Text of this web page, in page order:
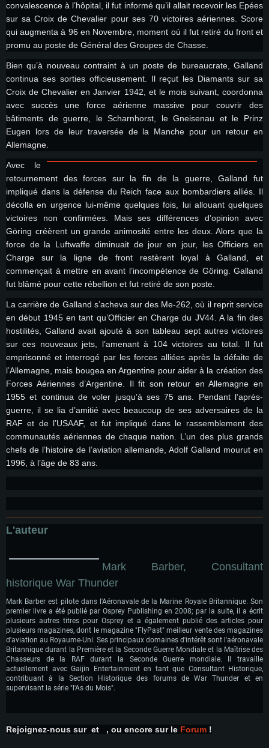
convalescence à l’hôpital, il fut informé qu’il allait recevoir les Epées
sur sa Croix de Chevalier pour ses 70 victoires aériennes. Score
qui augmenta à 96 en Novembre, moment où il fut retiré du front et
promu au poste de Général des Groupes de Chasse.
Bien qu’à nouveau contraint à un poste de bureaucrate, Galland
continua ses sorties officieusement. Il reçut les Diamants sur sa
Croix de Chevalier en Janvier 1942, et le mois suivant, coordonna
avec succès une force aérienne massive pour couvrir des
bâtiments de guerre, le Scharnhorst, le Gneisenau et le Prinz
Eugen lors de leur traversée de la Manche pour un retour en
Allemagne.
Avec le
retournement des forces sur la fin de la guerre, Galland fut
impliqué dans la défense du Reich face aux bombardiers alliés. Il
décolla en urgence lui-même quelques fois, lui allouant quelques
victoires non confirmées. Mais ses différences d’opinion avec
Göring créèrent un grande animosité entre les deux. Alors que la
force de la Luftwaffe diminuait de jour en jour, les Officiers en
Charge sur la ligne de front restèrent loyal à Galland, et
commençait à mettre en avant l’incompétence de Göring. Galland
fut blâmé pour cette rébellion et fut retiré de son poste.
La carrière de Galland s’acheva sur des Me-262, où il reprit service
en début 1945 en tant qu’Officier en Charge du JV44. A la fin des
hostilités, Galland avait ajouté à son tableau sept autres victoires
sur ces nouveaux jets, l’amenant à 104 victoires au total. Il fut
emprisonné et interrogé par les forces alliées après la défaite de
l’Allemagne, mais bougea en Argentine pour aider à la création des
Forces Aériennes d’Argentine. Il fit son retour en Allemagne en
1955 et continua de voler jusqu’à ses 75 ans. Pendant l’après-
guerre, il se lia d’amitié avec beaucoup de ses adversaires de la
RAF et de l’USAAF, et fut impliqué dans le rassemblement des
communautés aériennes de chaque nation. L’un des plus grands
chefs de l’histoire de l’aviation allemande, Adolf Galland mourut en
1996, à l’âge de 83 ans.
L'auteur
Mark Barber, Consultant
historique War Thunder
Mark Barber est pilote dans l'Aéronavale de la Marine Royale Britannique. Son
premier livre a été publié par Osprey Publishing en 2008; par la suite, il a écrit
plusieurs autres titres pour Osprey et a également publié des articles pour
plusieurs magazines, dont le magazine "FlyPast" meilleur vente des magazines
d'aviation au Royaume-Uni. Ses principaux domaines d'intérêt sont l'aéronavale
Britannique durant la Première et la Seconde Guerre Mondiale et la Maîtrise des
Chasseurs de la RAF durant la Seconde Guerre mondiale. Il travaille
actuellement avec Gaijin Entertainment en tant que Consultant Historique,
contribuant à la Section Historique des forums de War Thunder et en
supervisant la série "l'As du Mois".
Rejoignez-nous sur et , ou encore sur le Forum !